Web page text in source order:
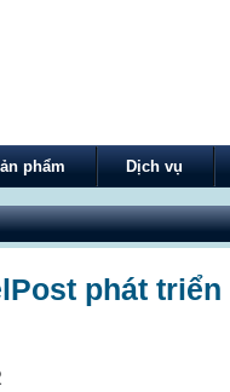
phẩm Dịch vụ
phát triển